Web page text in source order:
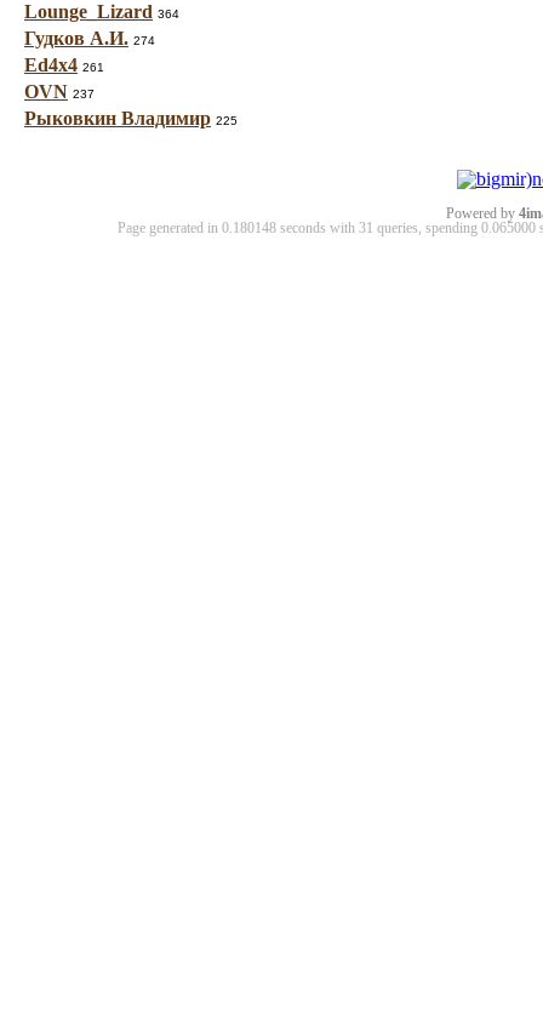
Lounge_Lizard 364
Гудков А.И. 274
Ed4x4 261
OVN 237
Рыковкин Владимир 225
Powered by
Page generated in 0.180148 seconds with 31 queries, spending